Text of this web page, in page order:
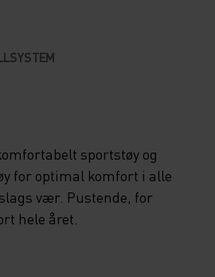
sportstøy og
for optimal komfort i alle
vær. Pustende, for
hele året.